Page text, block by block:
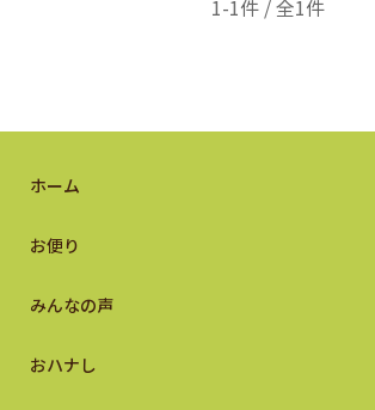
1-1件 / 全1件
ホーム
お便り
みんなの声
おハナし